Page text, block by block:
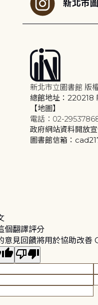
新北市
新北市立圖書館 版
總館地址：220218
【地圖】
電話：02-
政府網站資料開放
圖書館信箱：
個翻譯評分
意見回饋將用於協助改善